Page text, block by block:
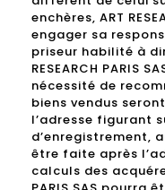
enchères, ART
engager sa
priseur habilité à
RESEARCH PARIS
nécessité de
biens vendus
l’adresse figurant
d’enregistrement,
être faite après
calculs des